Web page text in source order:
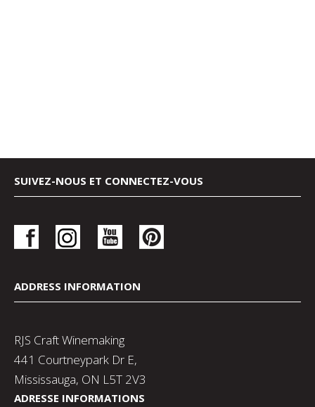
SUIVEZ-NOUS ET CONNECTEZ-VOUS
ADDRESS INFORMATION
RJS Craft Winemaking
441 Courtneypark Dr E,
Mississauga, ON L5T 2V3
ADRESSE INFORMATIONS